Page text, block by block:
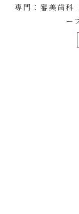
専門：審美歯科
ー